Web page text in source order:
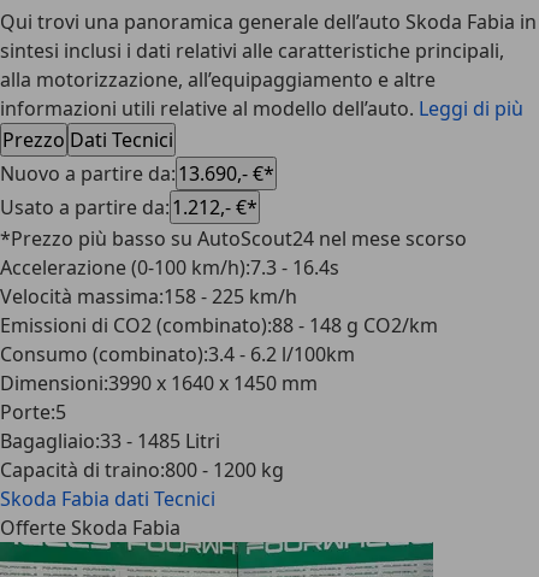
Qui trovi una panoramica generale dell’auto Skoda Fabia in
sintesi inclusi i dati relativi alle caratteristiche principali,
alla motorizzazione, all’equipaggiamento e altre
informazioni utili relative al modello dell’auto. Leggi di più
Prezzo Dati Tecnici
Nuovo a partire da:13.690,- €*
Usato a partire da:1.212,- €*
*Prezzo più basso su AutoScout24 nel mese scorso
Accelerazione (0-100 km/h):7.3 - 16.4s
Velocità massima:158 - 225 km/h
Emissioni di CO2 (combinato):88 - 148 g CO2/km
Consumo (combinato):3.4 - 6.2 l/100km
Dimensioni:3990 x 1640 x 1450 mm
Porte:5
Bagagliaio:33 - 1485 Litri
Capacità di traino:800 - 1200 kg
Skoda Fabia dati Tecnici
Offerte Skoda Fabia